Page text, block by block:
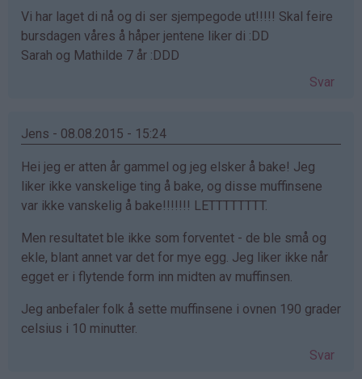
bekreftet)
Vi har laget di nå og di ser sjempegode ut!!!!! Skal feire
bursdagen våres å håper jentene liker di :DD
Sarah og Mathilde 7 år :DDD
Svar
Jens - 08.08.2015 - 15:24
Hei jeg er atten år gammel og jeg elsker å bake! Jeg
liker ikke vanskelige ting å bake, og disse muffinsene
var ikke vanskelig å bake!!!!!!! LETTTTTTTT.
Men resultatet ble ikke som forventet - de ble små og
ekle, blant annet var det for mye egg. Jeg liker ikke når
egget er i flytende form inn midten av muffinsen.
Jeg anbefaler folk å sette muffinsene i ovnen 190 grader
celsius i 10 minutter.
Svar